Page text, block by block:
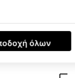
όλων